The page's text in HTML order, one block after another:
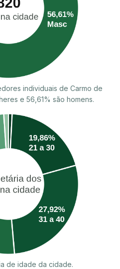
individuais de Carmo de
e 56,61% são homens.
de idade da cidade.